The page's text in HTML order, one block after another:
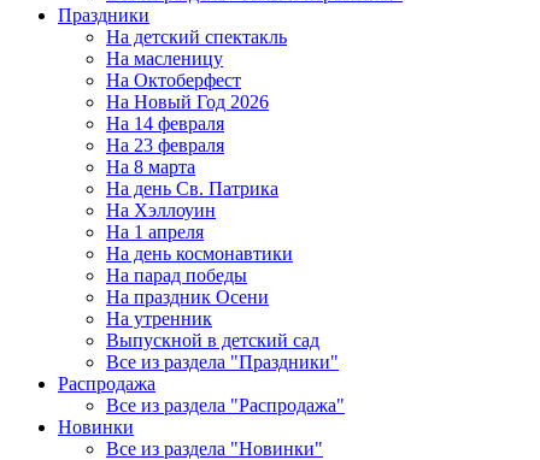
Праздники
На детский спектакль
На масленицу
На Октоберфест
На Новый Год 2026
На 14 февраля
На 23 февраля
На 8 марта
На день Св. Патрика
На Хэллоуин
На 1 апреля
На день космонавтики
На парад победы
На праздник Осени
На утренник
Выпускной в детский сад
Все из раздела "Праздники"
Распродажа
Все из раздела "Распродажа"
Новинки
Все из раздела "Новинки"